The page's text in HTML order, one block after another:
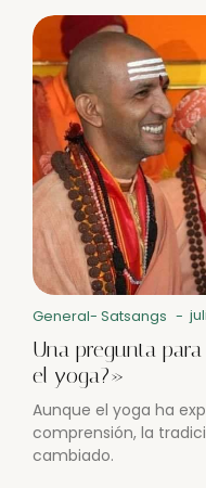
General- Satsangs -
Una pregunta
el yoga?»
Aunque el yoga ha
comprensión, la
cambiado.